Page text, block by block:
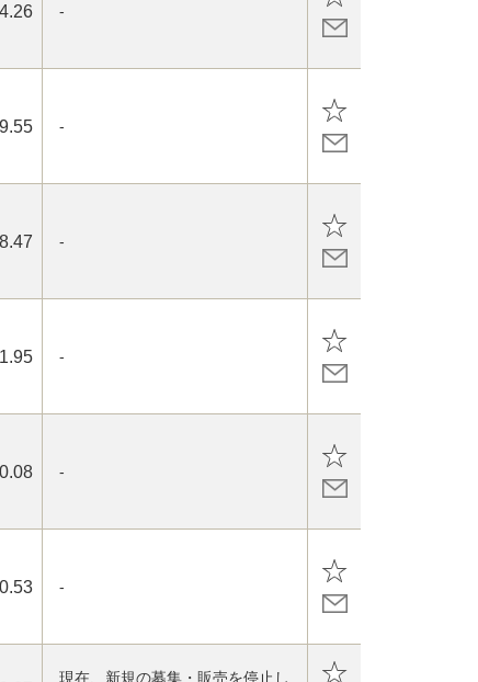
-
-
-
-
-
-
現在、新規の募集・販売を停止し